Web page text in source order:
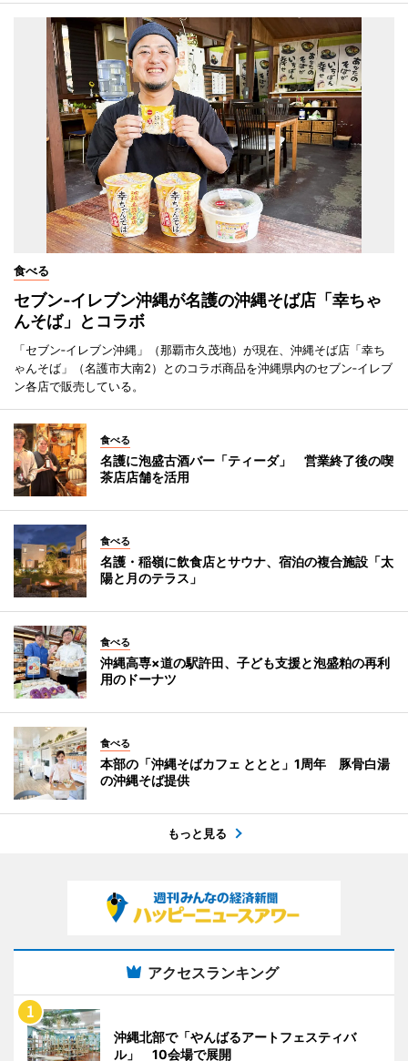
食べる
セブン‐イレブン沖縄が名護の沖縄そば店「幸ちゃ
んそば」とコラボ
「セブン‐イレブン沖縄」（那覇市久茂地）が現在、沖縄そば店「幸ち
ゃんそば」（名護市大南2）とのコラボ商品を沖縄県内のセブン‐イレブ
ン各店で販売している。
食べる
名護に泡盛古酒バー「ティーダ」 営業終了後の喫
茶店店舗を活用
食べる
名護・稲嶺に飲食店とサウナ、宿泊の複合施設「太
陽と月のテラス」
食べる
沖縄高専×道の駅許田、子ども支援と泡盛粕の再利
用のドーナツ
食べる
本部の「沖縄そばカフェ ととと」1周年 豚骨白湯
の沖縄そば提供
もっと見る
アクセスランキング
沖縄北部で「やんばるアートフェスティバ
ル」 10会場で展開